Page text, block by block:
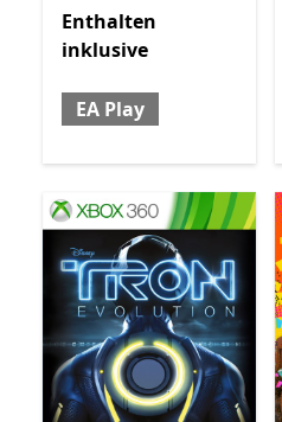
Enthalten inklusive EA
Enthalten
inklusive
EA Play